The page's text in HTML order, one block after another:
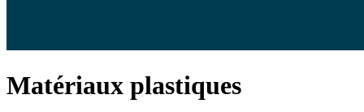
Matériaux plastiques